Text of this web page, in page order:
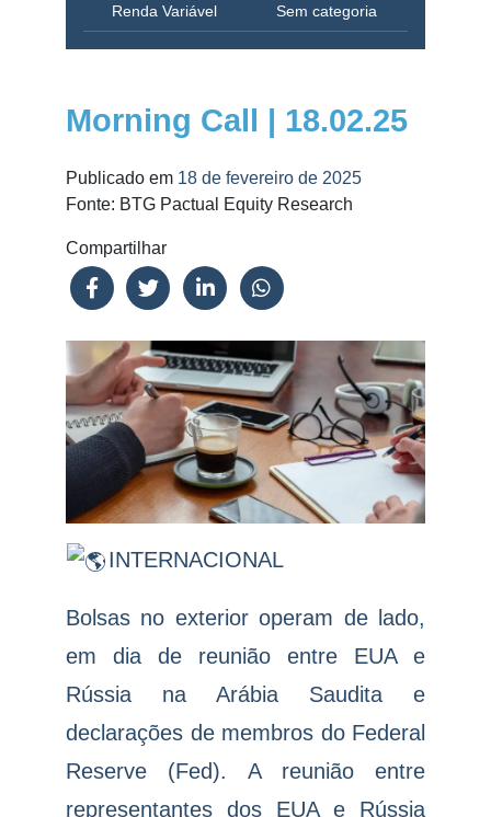
Renda Variável Sem categoria
Morning Call | 18.02.25
Publicado em 18 de fevereiro de 2025
Fonte: BTG Pactual Equity Research
Compartilhar
INTERNACIONAL
Bolsas no exterior operam de lado,
em dia de reunião entre EUA e
Rússia na Arábia Saudita e
declarações de membros do Federal
Reserve (Fed). A reunião entre
representantes dos EUA e Rússia